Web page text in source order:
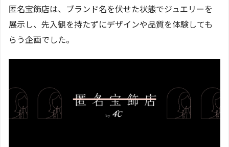
匿名宝飾店は、ブランド名を伏せた状態でジュエリーを
展示し、先入観を持たずにデザインや品質を体験しても
らう企画でした。